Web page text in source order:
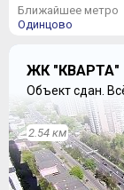
Ближайшее метро
Одинцово
ЖК "КВАРТА"
Объект сдан.
2.54 км